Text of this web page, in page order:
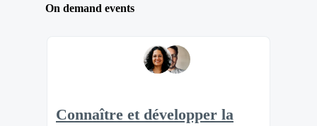
On demand events
Connaître et développer la